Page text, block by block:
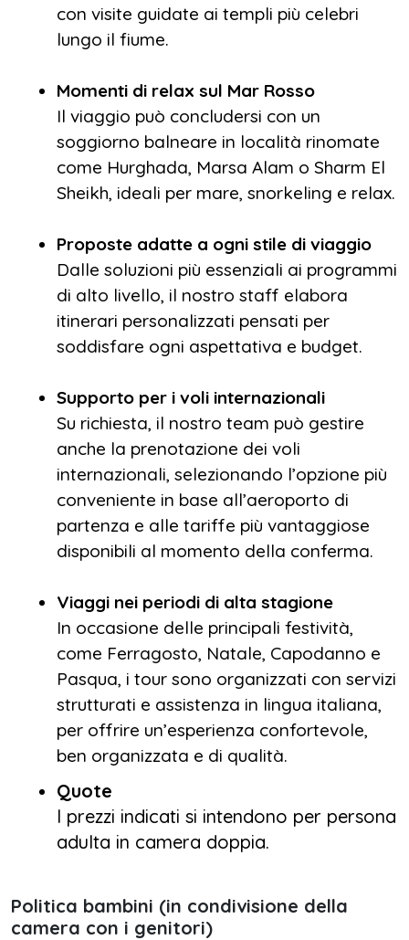
con visite guidate ai templi più celebri
lungo il fiume.
Momenti di relax sul Mar Rosso
Il viaggio può concludersi con un
soggiorno balneare in località rinomate
come Hurghada, Marsa Alam o Sharm El
Sheikh, ideali per mare, snorkeling e relax.
Proposte adatte a ogni stile di viaggio
Dalle soluzioni più essenziali ai programmi
di alto livello, il nostro staff elabora
itinerari personalizzati pensati per
soddisfare ogni aspettativa e budget.
Supporto per i voli internazionali
Su richiesta, il nostro team può gestire
anche la prenotazione dei voli
internazionali, selezionando l’opzione più
conveniente in base all’aeroporto di
partenza e alle tariffe più vantaggiose
disponibili al momento della conferma.
Viaggi nei periodi di alta stagione
In occasione delle principali festività,
come Ferragosto, Natale, Capodanno e
Pasqua, i tour sono organizzati con servizi
strutturati e assistenza in lingua italiana,
per offrire un’esperienza confortevole,
ben organizzata e di qualità.
Quote
I prezzi indicati si intendono per persona
adulta in camera doppia.
Politica bambini (in condivisione della
camera con i genitori)